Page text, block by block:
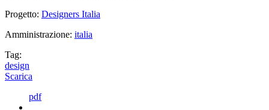
Progetto: Designers Italia
Amministrazione: italia
Tag:
design
Scarica
pdf